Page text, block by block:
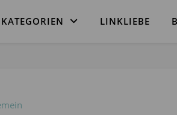
KATEGORIEN LINKLIEBE